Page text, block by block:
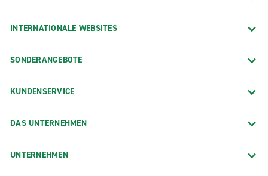
INTERNATIONALE WEBSITES
SONDERANGEBOTE
KUNDENSERVICE
DAS UNTERNEHMEN
UNTERNEHMEN